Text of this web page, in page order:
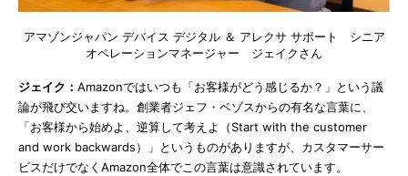
アマゾンジャパン デバイス デジタル ＆ アレクサ サポート シニア
オペレーションマネージャー ジェイクさん
ジェイク： Amazonではいつも「お客様がどう感じるか？」という議
論が飛び交いますね。創業者ジェフ・ベゾスからの有名な言葉に、
「お客様から始めよ、逆算して考えよ（Start with the customer
and work backwards）」というものがありますが、カスタマーサー
ビスだけでなくAmazon全体でこの言葉は意識されています。